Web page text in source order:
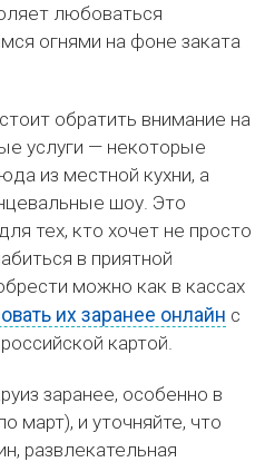
любоваться
огнями на фоне заката
обратить внимание на
услуги — некоторые
из местной кухни, а
шоу. Это
тех, кто хочет не просто
в приятной
можно как в кассах
их заранее онлайн с
картой.
заранее, особенно в
март), и уточняйте, что
развлекательная